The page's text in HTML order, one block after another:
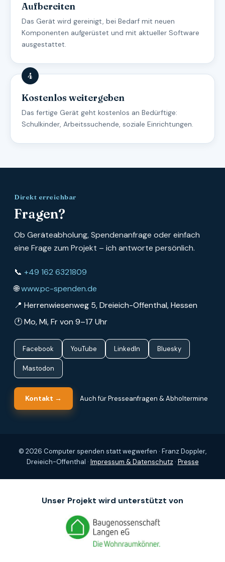
Aufbereiten
Das Gerät wird gereinigt, bei Bedarf mit neuen
Komponenten aufgerüstet und mit aktueller Software
ausgestattet.
Kostenlos weitergeben
Das fertige Gerät geht kostenlos an Bedürftige:
Schulkinder, Arbeitssuchende, soziale Einrichtungen.
Direkt erreichbar
Fragen?
Ob Geräteabholung, Spendenanfrage oder einfach
eine Frage zum Projekt – ich antworte persönlich.
📞 +49 162 6321809
🌐www.pc-spenden.de
📍 Herrenwiesenweg 5, Dreieich-Offenthal, Hessen
🕐 Mo, Mi, Fr von 9–17 Uhr
Facebook YouTube LinkedIn Bluesky
Mastodon
Kontakt → Auch für Presseanfragen & Abholtermine
© 2026 Computer spenden statt wegwerfen · Franz Doppler,
Dreieich-Offenthal · Impressum & Datenschutz · Presse
Unser Projekt wird unterstützt von